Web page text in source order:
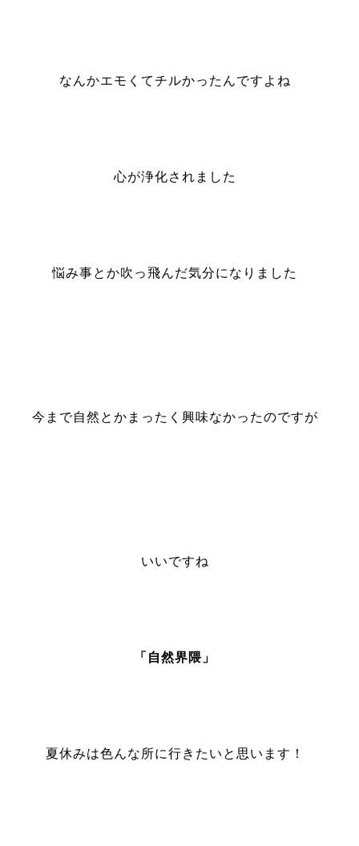
なんかエモくてチルかったんですよね
心が浄化されました
悩み事とか吹っ飛んだ気分になりました
今まで自然とかまったく興味なかったのですが
いいですね
「自然界隈」
夏休みは色んな所に行きたいと思います！